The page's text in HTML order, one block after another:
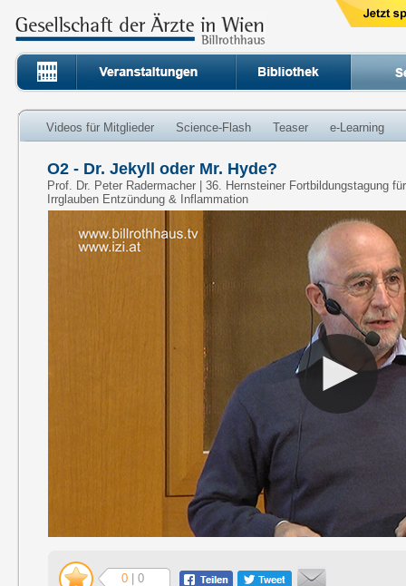
Videos für Mitglieder Science-Flash Teaser e-Learning
O2 - Dr. Jekyll oder Mr. Hyde?
Prof. Dr. Peter Radermacher | 36. Hernsteiner Fortbildungstagung
Irrglauben Entzündung & Inflammation
0 | 0